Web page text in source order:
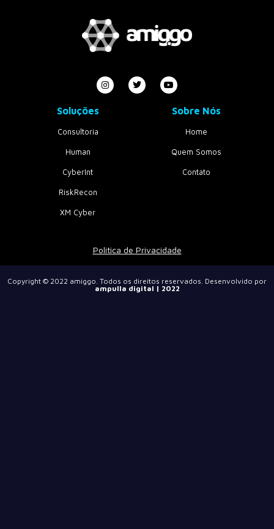
Soluções
Consultoria
Human
CyberInt
RiskRecon
XM Cyber
Sobre Nós
Home
Quem Somos
Contato
Política de Privacidade
Copyright © 2022 amiggo . Todos os direitos reservados. Desenvolvido por
ampulla digital | 2022